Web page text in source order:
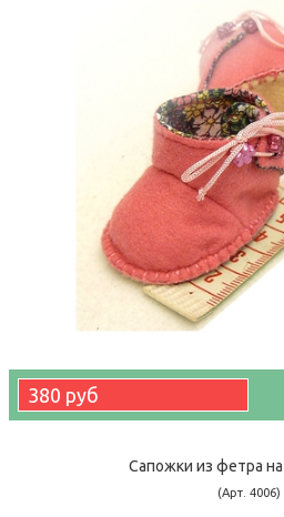
380 руб
Сапожки из фетра
(Арт. 4006)